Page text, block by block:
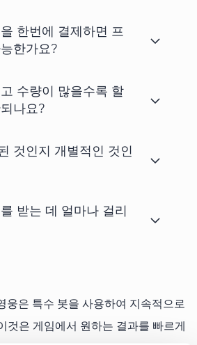
한번에 결제하면 프
한가요?
수량이 많을수록 할
나요?
것인지 개별적인 것인
받는 데 얼마나 걸리
웅은 특수 봇을 사용하여 지속적으로
것은 게임에서 원하는 결과를 빠르게